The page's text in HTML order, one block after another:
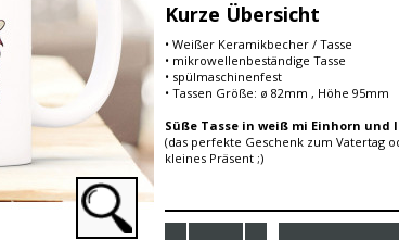
Kurze Übersicht
• Weißer Keramikbecher / Tasse
• mikrowellenbeständige Tasse
• spülmaschinenfest
• Tassen Größe: ø 82mm , Höhe 95mm
Süße Tasse in weiß mi Einhorn und
(das perfekte Geschenk zum Vatertag
kleines Präsent ;)